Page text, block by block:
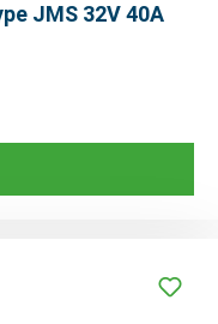
JMS 32V 40A